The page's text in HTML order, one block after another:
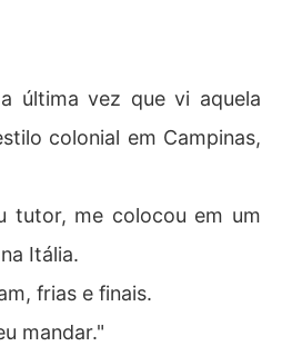
última vez que vi aquela
colonial em Campinas,
tutor, me colocou em um
Itália.
frias e finais.
mandar."